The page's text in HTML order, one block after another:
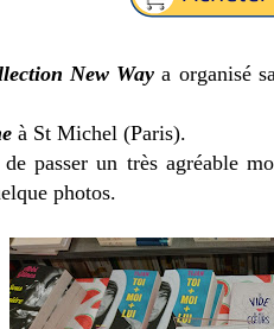
New Way a organisé
à St Michel (Paris).
passer un très agréable
photos.